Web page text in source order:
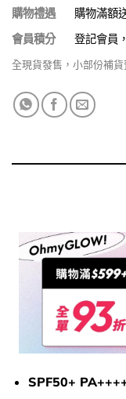
購物禮遇
購物滿額
會員積分
登記會員
全現貨發售，小部份補
SPF50+